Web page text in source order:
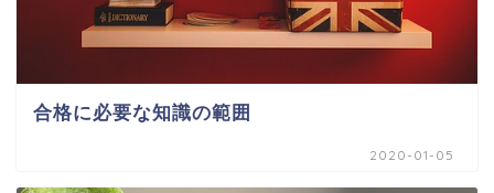
合格に必要な知識の範囲
2020-01-05